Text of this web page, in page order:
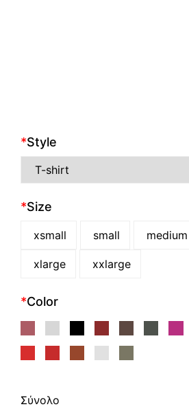
*Style
*Size
xsmall small medium
xlarge xxlarge
*Color
Σύνολο